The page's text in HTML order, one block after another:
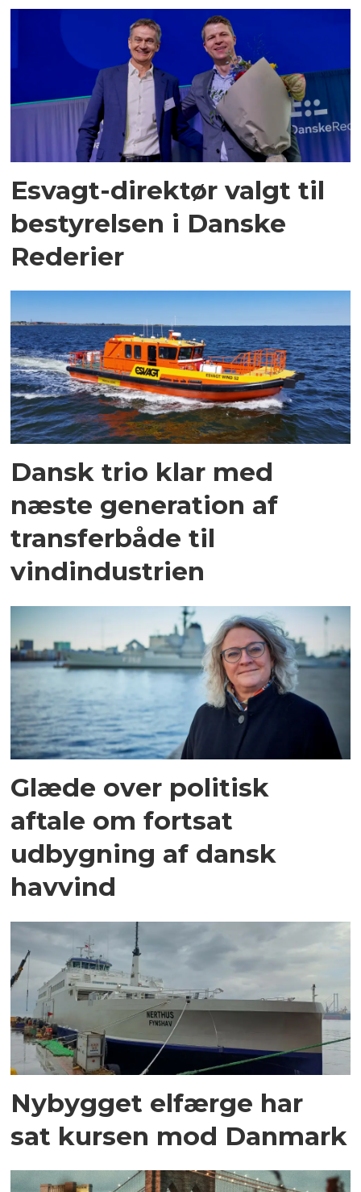
Esvagt-direktør valgt til
bestyrelsen i Danske
Rederier
Dansk trio klar med
næste generation af
transferbåde til
vindindustrien
Glæde over politisk
aftale om fortsat
udbygning af dansk
havvind
Nybygget elfærge har
sat kursen mod Danmark